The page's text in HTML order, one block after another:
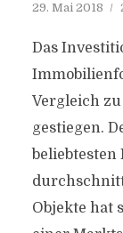
29. Mai 2018
Das
Vergleich
gestiegen.
beliebtesten
Objekte hat